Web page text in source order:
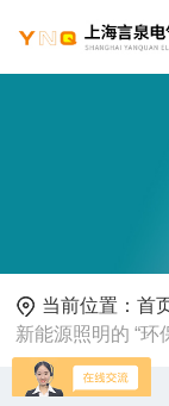
当前位置：首
新能源照明的 “环